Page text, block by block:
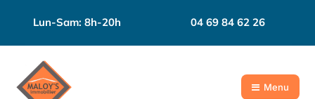
Lun-Sam: 8h-20h 04 69 84 62 26
Menu